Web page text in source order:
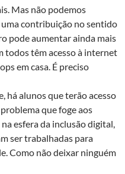
Mas não podemos
uma contribuição no sentido
pode aumentar ainda mais
todos têm acesso à internet
em casa. É preciso
alunos que terão acesso
que foge aos
esfera da inclusão digital,
ser trabalhadas para
Como não deixar ninguém